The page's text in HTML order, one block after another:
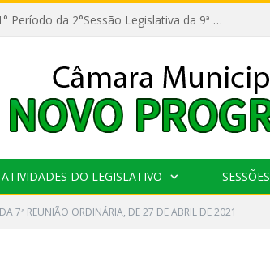
11ª Reunião Ordinária do 1° Período da 2°Sessão Legislativa da 9ª Legislatura do Poder Legislativo
ATIVIDADES DO LEGISLATIVO SESSÕES
7ª REUNIÃO ORDINÁRIA, DE 27 DE ABRIL DE 2021